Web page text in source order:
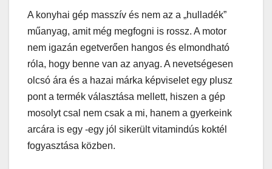
A konyhai gép masszív és nem az a „hulladék”
műanyag, amit még megfogni is rossz. A motor
nem igazán egetverően hangos és elmondható
róla, hogy benne van az anyag. A nevetségesen
olcsó ára és a hazai márka képviselet egy plusz
pont a termék választása mellett, hiszen a gép
mosolyt csal nem csak a mi, hanem a gyerkeink
arcára is egy -egy jól sikerült vitamindús koktél
fogyasztása közben.